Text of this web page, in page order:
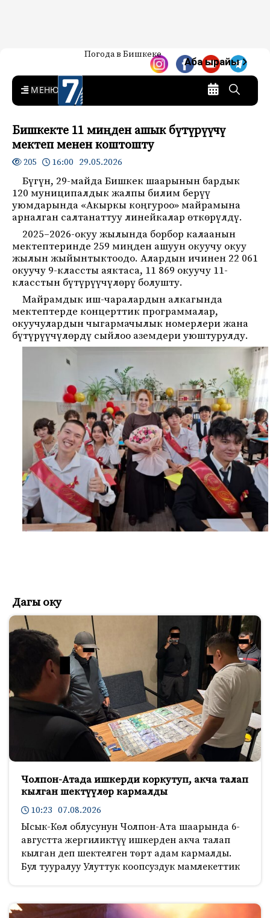
7-канал. Жаңылыктар —
Кыргызстан
Жаңылыктар — Кыргызстан
Погода в Бишкеке
Аба ырайы
MENU
Бишкекте 11 миңден ашык бүтүрүүчү
мектеп менен коштошту
205 16:00 29.05.2026
Бүгүн, 29-майда Бишкек шаарынын бардык
120 муниципалдык жалпы билим берүү
уюмдарында «Акыркы коңгуроо» майрамына
арналган салтанаттуу линейкалар өткөрүлдү.
2025–2026-окуу жылында борбор калаанын
мектептеринде 259 миңден ашуун окуучу окуу
жылын жыйынтыктоодо. Алардын ичинен 22 061
окуучу 9-классты аяктаса, 11 869 окуучу 11-
класстын бүтүрүүчүлөрү болушту.
Майрамдык иш-чаралардын алкагында
мектептерде концерттик программалар,
окуучулардын чыгармачылык номерлери жана
бүтүрүүчүлөрдү сыйлоо аземдери уюштурулду.
Дагы оку
Чолпон-Атада ишкерди коркутуп, акча талап
кылган шектүүлөр кармалды
10:23 07.08.2026
Ысык-Көл облусунун Чолпон-Ата шаарында 6-
августта жергиликтүү ишкерден акча талап
кылган деп шектелген төрт адам кармалды.
Бул тууралуу Улуттук коопсуздук мамлекеттик